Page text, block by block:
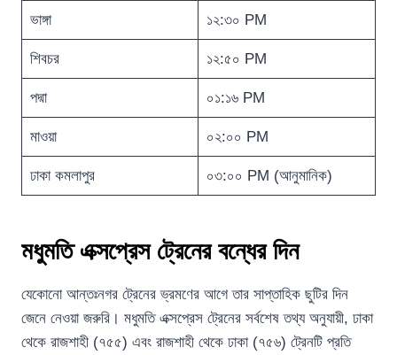
ভাঙ্গা ১২:৩০ PM
শিবচর ১২:৫০ PM
পদ্মা ০১:১৬ PM
মাওয়া ০২:০০ PM
ঢাকা কমলাপুর ০৩:০০ PM (আনুমানিক)
মধুমতি এক্সপ্রেস ট্রেনের বন্ধের দিন
যেকোনো আন্তঃনগর ট্রেনের ভ্রমণের আগে তার সাপ্তাহিক ছুটির দিন
জেনে নেওয়া জরুরি। মধুমতি এক্সপ্রেস ট্রেনের সর্বশেষ তথ্য অনুযায়ী, ঢাকা
থেকে রাজশাহী (৭৫৫) এবং রাজশাহী থেকে ঢাকা (৭৫৬) ট্রেনটি প্রতি